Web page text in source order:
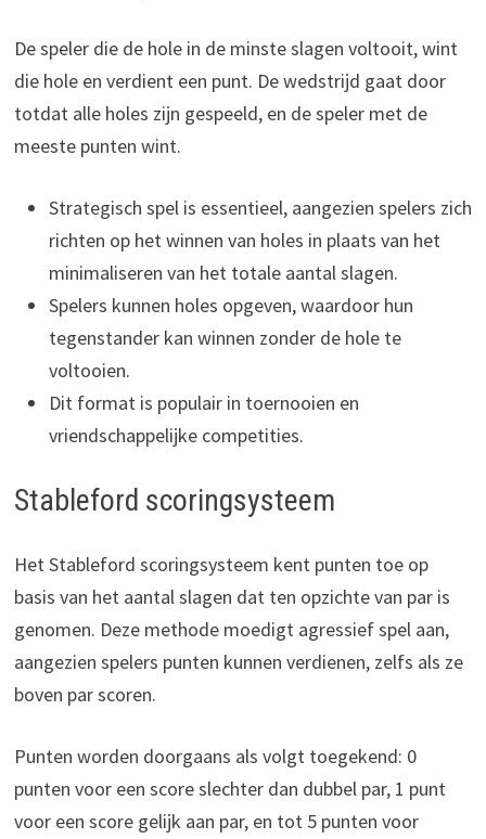
De speler die de hole in de minste slagen voltooit, wint
die hole en verdient een punt. De wedstrijd gaat door
totdat alle holes zijn gespeeld, en de speler met de
meeste punten wint.
Strategisch spel is essentieel, aangezien spelers zich
richten op het winnen van holes in plaats van het
minimaliseren van het totale aantal slagen.
Spelers kunnen holes opgeven, waardoor hun
tegenstander kan winnen zonder de hole te
voltooien.
Dit format is populair in toernooien en
vriendschappelijke competities.
Stableford scoringsysteem
Het Stableford scoringsysteem kent punten toe op
basis van het aantal slagen dat ten opzichte van par is
genomen. Deze methode moedigt agressief spel aan,
aangezien spelers punten kunnen verdienen, zelfs als ze
boven par scoren.
Punten worden doorgaans als volgt toegekend: 0
punten voor een score slechter dan dubbel par, 1 punt
voor een score gelijk aan par, en tot 5 punten voor